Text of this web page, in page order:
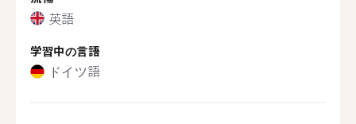
英語
学習中の言語
ドイツ語